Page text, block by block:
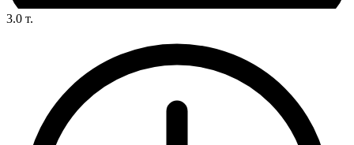
3.0 т.